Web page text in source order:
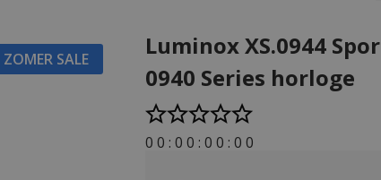
ZOMER SALE
Luminox XS.0944
0940 Series horloge
0 0 : 0 0 : 0 0 : 0 0